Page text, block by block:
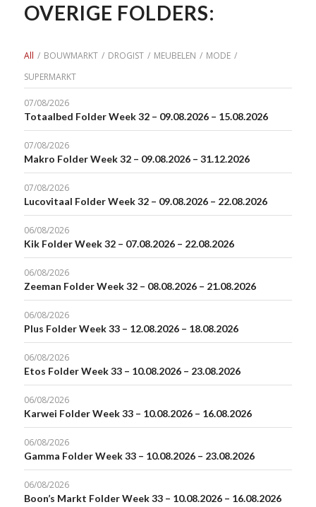
OVERIGE FOLDERS:
All / BOUWMARKT / DROGIST / MEUBELEN / MODE /
SUPERMARKT
07/08/2026
Totaalbed Folder Week 32 – 09.08.2026 – 15.08.2026
07/08/2026
Makro Folder Week 32 – 09.08.2026 – 31.12.2026
07/08/2026
Lucovitaal Folder Week 32 – 09.08.2026 – 22.08.2026
06/08/2026
Kik Folder Week 32 – 07.08.2026 – 22.08.2026
06/08/2026
Zeeman Folder Week 32 – 08.08.2026 – 21.08.2026
06/08/2026
Plus Folder Week 33 – 12.08.2026 – 18.08.2026
06/08/2026
Etos Folder Week 33 – 10.08.2026 – 23.08.2026
06/08/2026
Karwei Folder Week 33 – 10.08.2026 – 16.08.2026
06/08/2026
Gamma Folder Week 33 – 10.08.2026 – 23.08.2026
06/08/2026
Boon’s Markt Folder Week 33 – 10.08.2026 – 16.08.2026